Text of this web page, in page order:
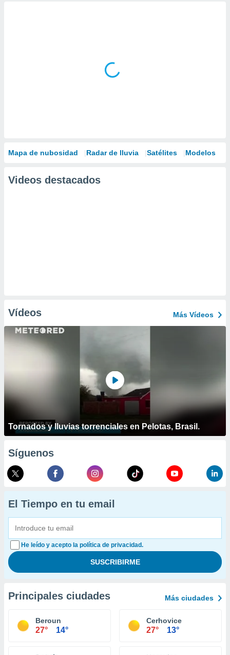
Mapa de nubosidad Radar de lluvia Satélites Modelos
Videos destacados
Vídeos Más Vídeos
Tornados y lluvias torrenciales en Pelotas, Brasil.
Síguenos
El Tiempo en tu email
He leído y acepto la política de privacidad.
Principales ciudades Más ciudades
Beroun
27° 14°
Cerhovice
27° 13°